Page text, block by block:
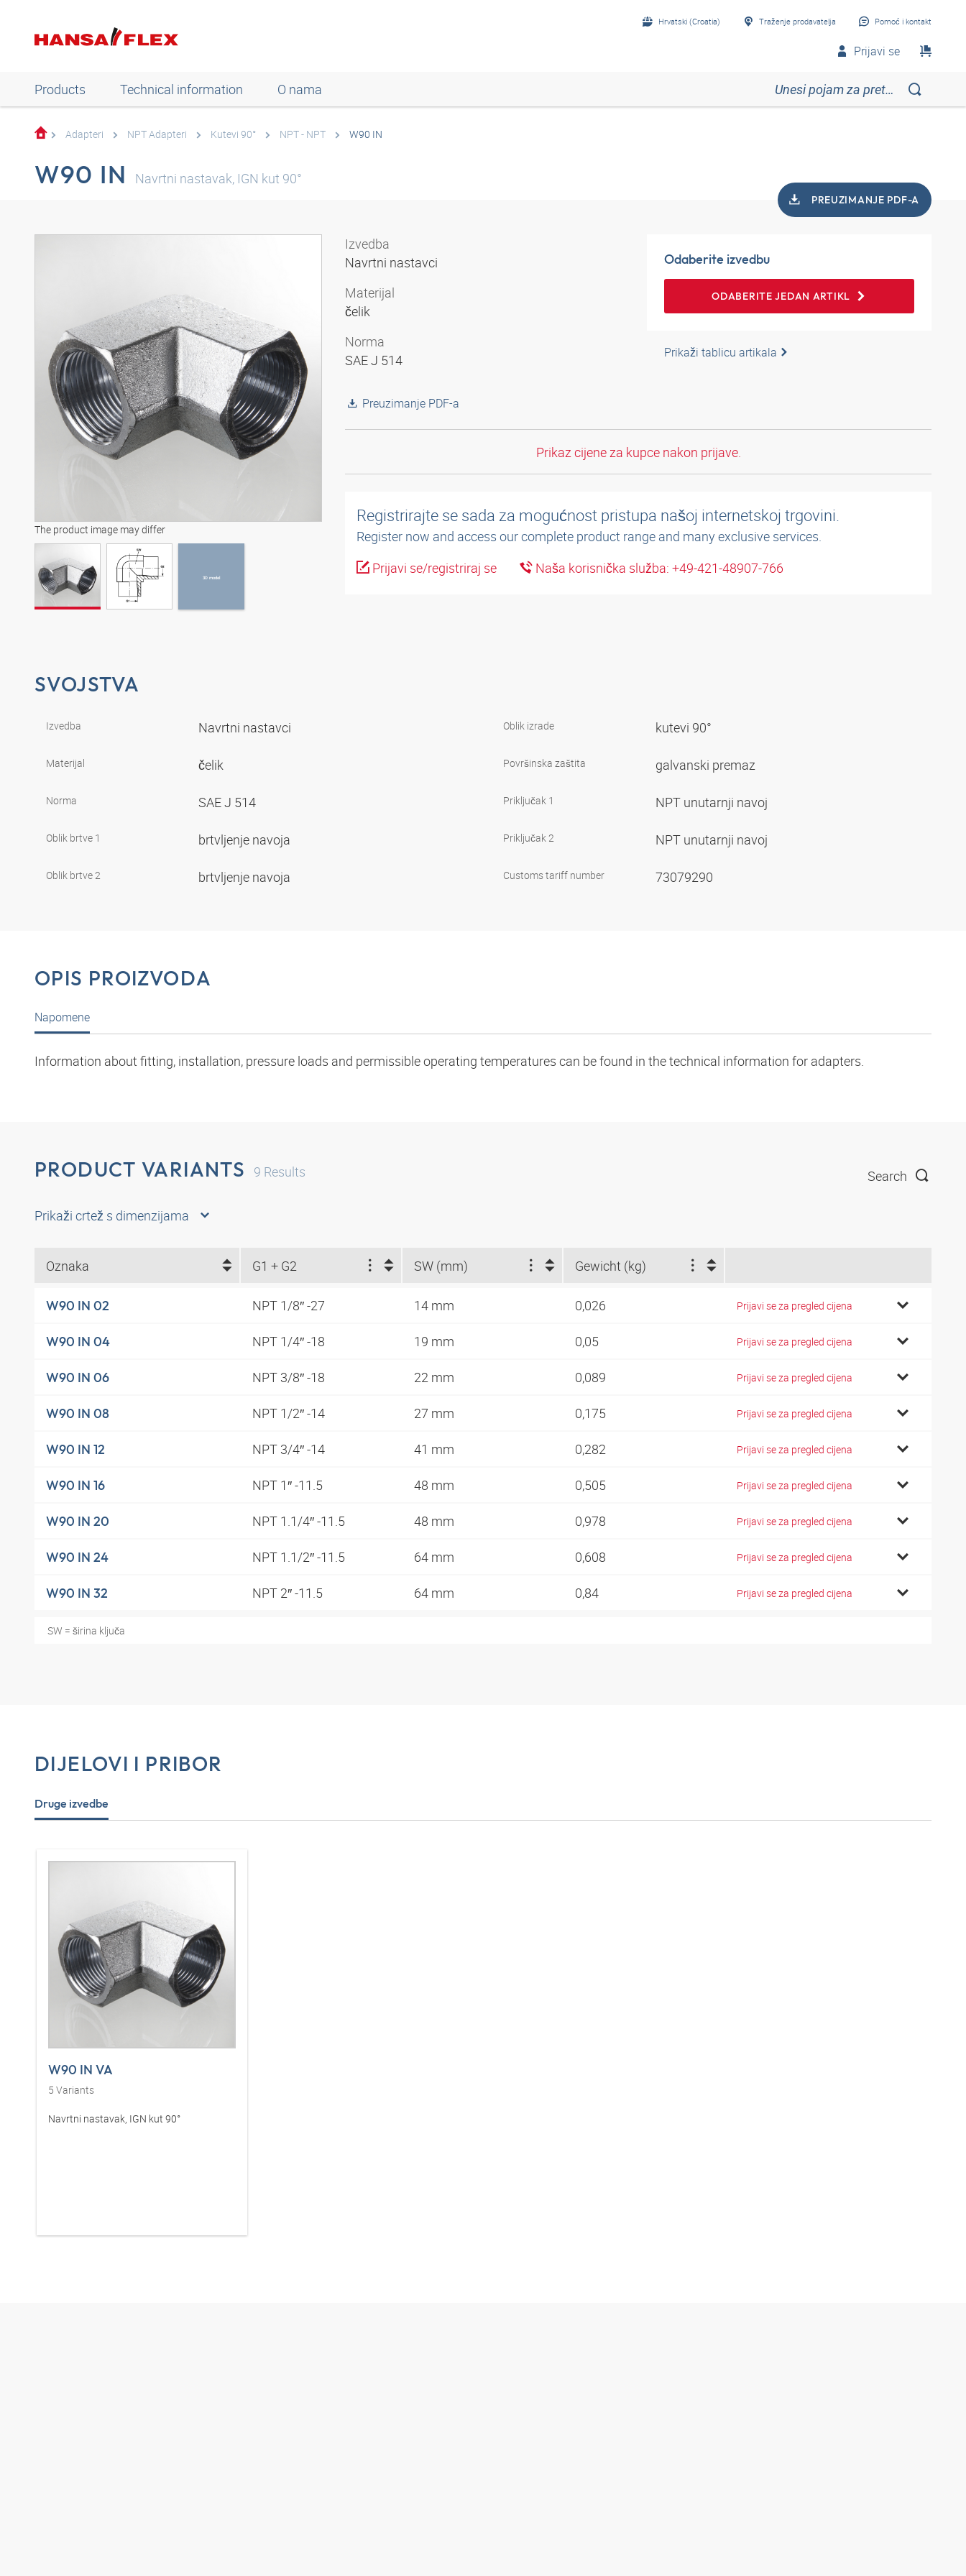
Hrvatski (Croatia) Traženje prodavatelja Pomoć i kontakt
Prijavi se
Products Technical information O nama
Adapteri NPT Adapteri Kutevi 90° NPT - NPT W90 IN
W90 IN Navrtni nastavak, IGN kut 90°
PREUZIMANJE PDF-A
The product image may differ
3D model
3D model
Izvedba
Navrtni nastavci
Materijal
čelik
Norma
SAE J 514
Preuzimanje PDF-a
Odaberite izvedbu
ODABERITE JEDAN ARTIKL
Prikaži tablicu artikala
Prikaz cijene za kupce nakon prijave.
Registrirajte se sada za mogućnost pristupa našoj internetskoj trgovini.
Register now and access our complete product range and many exclusive services.
Prijavi se/registriraj se
Naša korisnička služba: +49-421-48907-766
SVOJSTVA
Izvedba Navrtni nastavci
Materijal čelik
Norma SAE J 514
Oblik brtve 1 brtvljenje navoja
Oblik brtve 2 brtvljenje navoja
Oblik izrade kutevi 90°
Površinska zaštita galvanski premaz
Priključak 1 NPT unutarnji navoj
Priključak 2 NPT unutarnji navoj
Customs tariff number 73079290
OPIS PROIZVODA
Napomene
Information about fitting, installation, pressure loads and permissible operating temperatures can be found in the technical information for adapters.
PRODUCT VARIANTS 9 Results Search
Prikaži crtež s dimenzijama
Oznaka G1 + G2 SW (mm) Gewicht (kg)
W90 IN 02 NPT 1/8″ -27 14 mm 0,026 Prijavi se za pregled cijena
W90 IN 04 NPT 1/4″ -18 19 mm 0,05 Prijavi se za pregled cijena
W90 IN 06 NPT 3/8″ -18 22 mm 0,089 Prijavi se za pregled cijena
W90 IN 08 NPT 1/2″ -14 27 mm 0,175 Prijavi se za pregled cijena
W90 IN 12 NPT 3/4″ -14 41 mm 0,282 Prijavi se za pregled cijena
W90 IN 16 NPT 1″ -11.5 48 mm 0,505 Prijavi se za pregled cijena
W90 IN 20 NPT 1.1/4″ -11.5 48 mm 0,978 Prijavi se za pregled cijena
W90 IN 24 NPT 1.1/2″ -11.5 64 mm 0,608 Prijavi se za pregled cijena
W90 IN 32 NPT 2″ -11.5 64 mm 0,84 Prijavi se za pregled cijena
SW = širina ključa
DIJELOVI I PRIBOR
Druge izvedbe
W90 IN VA
5 Variants
Navrtni nastavak, IGN kut 90°